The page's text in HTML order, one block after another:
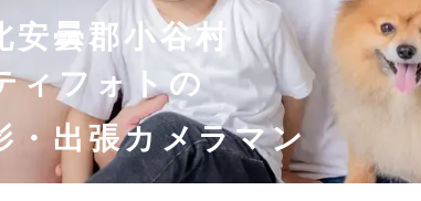
安曇郡小谷村
ィフォトの
・出張カメラマン